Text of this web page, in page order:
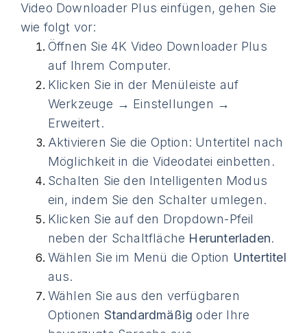
Video Downloader Plus einfügen, gehen Sie
wie folgt vor:
Öffnen Sie 4K Video Downloader Plus
auf Ihrem Computer.
Klicken Sie in der Menüleiste auf
Werkzeuge → Einstellungen →
Erweitert.
Aktivieren Sie die Option: Untertitel nach
Möglichkeit in die Videodatei einbetten.
Schalten Sie den Intelligenten Modus
ein, indem Sie den Schalter umlegen.
Klicken Sie auf den Dropdown-Pfeil
neben der Schaltfläche Herunterladen.
Wählen Sie im Menü die Option Untertitel
aus.
Wählen Sie aus den verfügbaren
Optionen Standardmäßig oder Ihre